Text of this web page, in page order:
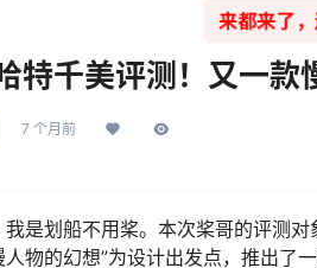
来都来了
特千美评测！又一款
7 个月前
我是划船不用桨。本次桨哥的评测
人物的幻想”为设计出发点，推出了